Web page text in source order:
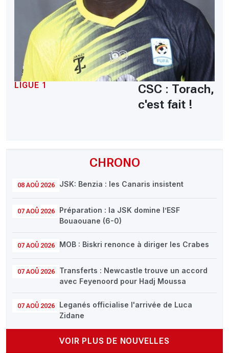
CHRONO
08 AOÛ 2026 JSK: Benzia : les Canaris insistent
07 AOÛ 2026
Préparation : la JSK domine l’ESF
Bouaouane (6-0)
07 AOÛ 2026 MOB : Biskri renonce à diriger les Crabes
07 AOÛ 2026
Transferts : Newcastle trouve un accord
avec Feyenoord pour Hadj Moussa
07 AOÛ 2026
Leganés officialise l'arrivée de Luca
Zidane
VOIR PLUS DE NOUVELLES
LIGUE 1
CSC : Torach,
c'est fait !